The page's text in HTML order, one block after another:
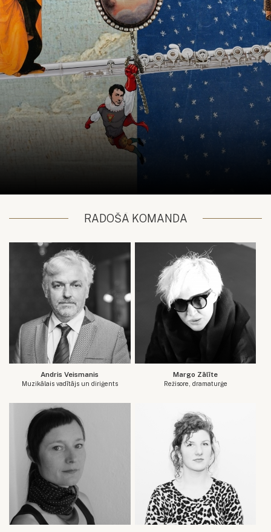
RADOŠĀ KOMANDA
Andris Veismanis
Muzikālais vadītājs un diriģents
Margo Zālīte
Režisore, dramaturģe